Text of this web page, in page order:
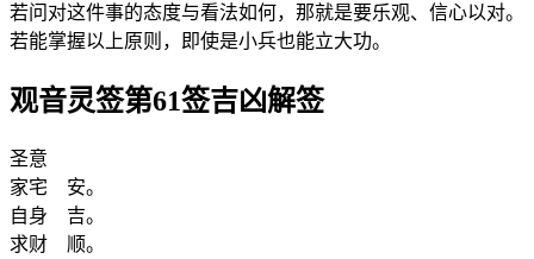
若问对这件事的态度与看法如何，那就是要乐观、信心以对。
若能掌握以上原则，即使是小兵也能立大功。
观音灵签第61签吉凶解签
圣意
家宅 安。
自身 吉。
求财 顺。